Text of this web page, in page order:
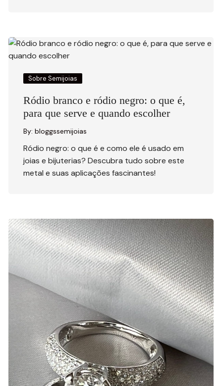
Sobre Semijoias
Ródio branco e ródio negro: o que é,
para que serve e quando escolher
By: bloggssemijoias
Ródio negro: o que é e como ele é usado em
joias e bijuterias? Descubra tudo sobre este
metal e suas aplicações fascinantes!